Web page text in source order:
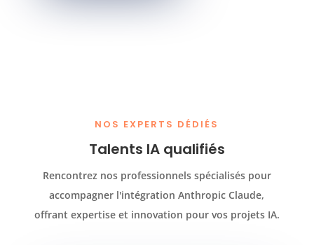
NOS EXPERTS DÉDIÉS
Talents IA qualifiés
Rencontrez nos professionnels spécialisés pour
accompagner l'intégration Anthropic Claude,
offrant expertise et innovation pour vos projets IA.